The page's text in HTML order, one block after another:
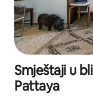
Smještaji u
Pattaya